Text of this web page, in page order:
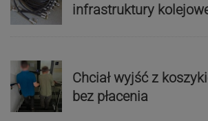
infrastruktury
Chciał wyjść z
bez płacenia